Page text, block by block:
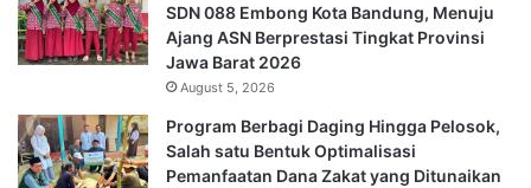
SDN 088 Embong Kota Bandung, Menuju
Ajang ASN Berprestasi Tingkat Provinsi
Jawa Barat 2026
August 5, 2026
Program Berbagi Daging Hingga Pelosok,
Salah satu Bentuk Optimalisasi
Pemanfaatan Dana Zakat yang Ditunaikan